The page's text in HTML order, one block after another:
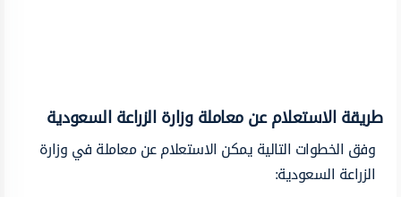
طريقة الاستعلام عن معاملة وزارة الزراعة السعودية
وفق الخطوات التالية يمكن الاستعلام عن معاملة في وزارة
الزراعة السعودية: